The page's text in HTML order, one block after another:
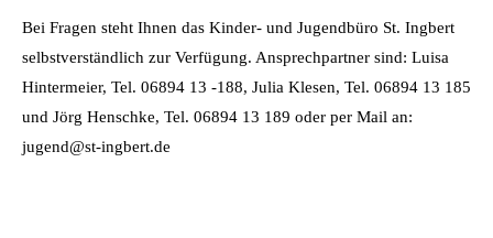
Bei Fragen steht Ihnen das Kinder- und Jugendbüro St. Ingbert
selbstverständlich zur Verfügung. Ansprechpartner sind: Luisa
Hintermeier, Tel. 06894 13 -188, Julia Klesen, Tel. 06894 13 185
und Jörg Henschke, Tel. 06894 13 189 oder per Mail an:
jugend@st-ingbert.de